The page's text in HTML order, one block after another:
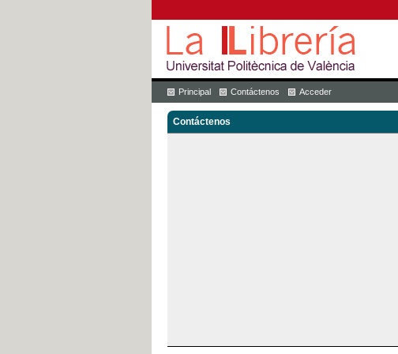
Principal Contáctenos Acceder
Contáctenos